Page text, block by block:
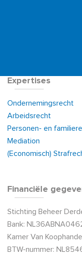
Expertises
Ondernemingsrecht
Arbeidsrecht
Personen- en
Mediation
(Economisch)
Financiële
Stichting Beheer
Bank:
Kamer Van
BTW-nummer: